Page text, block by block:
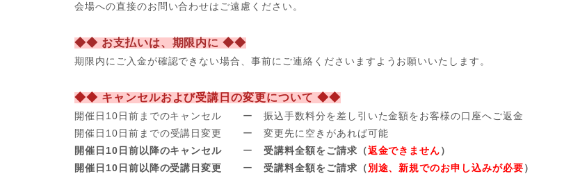
会場への直接のお問い合わせはご遠慮ください。
◆◆ お支払いは、期限内に ◆◆
期限内にご入金が確認できない場合、事前にご連絡くださいますようお願いいたします。
◆◆ キャンセルおよび受講日の変更について ◆◆
開催日10日前までのキャンセル ー 振込手数料分を差し引いた金額をお客様の口座へご返金
開催日 10日前までの受講日変更 ー 変更先に空きがあれば可能
開催日10日前以降のキャンセル ー受講料全額をご請求（返金できません）
開催日10日前以降の受講日変更 ー受講料全額をご請求（別途、新規でのお申し込みが必要）